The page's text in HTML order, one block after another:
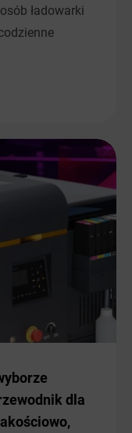
ładowarki
dla